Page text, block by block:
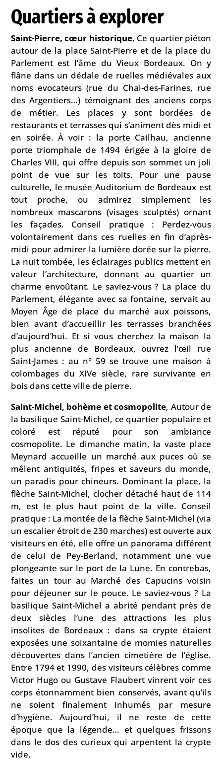
Quartiers à explorer
Saint-Pierre, cœur historique, Ce quartier piéton
autour de la place Saint-Pierre et de la place du
Parlement est l’âme du Vieux Bordeaux. On y
flâne dans un dédale de ruelles médiévales aux
noms evocateurs (rue du Chai-des-Farines, rue
des Argentiers…) témoignant des anciens corps
de métier. Les places y sont bordées de
restaurants et terrasses qui s’animent dès midi et
en soirée. À voir : la porte Cailhau, ancienne
porte triomphale de 1494 érigée à la gloire de
Charles VIII, qui offre depuis son sommet un joli
point de vue sur les toits. Pour une pause
culturelle, le musée Auditorium de Bordeaux est
tout proche, ou admirez simplement les
nombreux mascarons (visages sculptés) ornant
les façades. Conseil pratique : Perdez-vous
volontairement dans ces ruelles en fin d’après-
midi pour admirer la lumière dorée sur la pierre.
La nuit tombée, les éclairages publics mettent en
valeur l’architecture, donnant au quartier un
charme envoûtant. Le saviez-vous ? La place du
Parlement, élégante avec sa fontaine, servait au
Moyen Âge de place du marché aux poissons,
bien avant d’accueillir les terrasses branchées
d’aujourd’hui. Et si vous cherchez la maison la
plus ancienne de Bordeaux, ouvrez l’œil rue
Saint-James : au n° 59 se trouve une maison à
colombages du XIVe siècle, rare survivante en
bois dans cette ville de pierre.
Saint-Michel, bohème et cosmopolite, Autour de
la basilique Saint-Michel, ce quartier populaire et
coloré est réputé pour son ambiance
cosmopolite. Le dimanche matin, la vaste place
Meynard accueille un marché aux puces où se
mêlent antiquités, fripes et saveurs du monde,
un paradis pour chineurs. Dominant la place, la
flèche Saint-Michel, clocher détaché haut de 114
m, est le plus haut point de la ville. Conseil
pratique : La montée de la flèche Saint-Michel (via
un escalier étroit de 230 marches) est ouverte aux
visiteurs en été, elle offre un panorama différent
de celui de Pey-Berland, notamment une vue
plongeante sur le port de la Lune. En contrebas,
faites un tour au Marché des Capucins voisin
pour déjeuner sur le pouce. Le saviez-vous ? La
basilique Saint-Michel a abrité pendant près de
deux siècles l’une des attractions les plus
insolites de Bordeaux : dans sa crypte étaient
exposées une soixantaine de momies naturelles
découvertes dans l’ancien cimetière de l’église.
Entre 1794 et 1990, des visiteurs célèbres comme
Victor Hugo ou Gustave Flaubert vinrent voir ces
corps étonnamment bien conservés, avant qu’ils
ne soient finalement inhumés par mesure
d’hygiène. Aujourd’hui, il ne reste de cette
époque que la légende… et quelques frissons
dans le dos des curieux qui arpentent la crypte
vide.